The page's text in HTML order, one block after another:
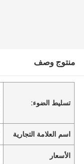
منتوج وصف
تسليط الضوء:
اسم العلامة التجارية
الأسعار